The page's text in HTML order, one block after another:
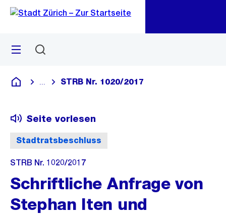
Navigation
Sprunglink
Menü
Deutsch
Blende alle Breadcrumbs ein
STRB Nr. 1020/2017
Stadtratsbeschluss
Seite vorlesen
STRB Nr. 1020/2017
Schriftliche Anfrage von
Stephan Iten und